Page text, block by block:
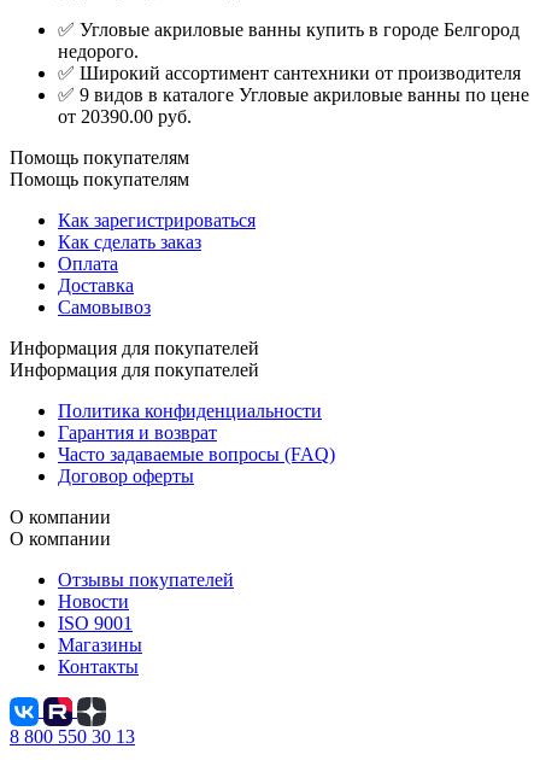
✅ Угловые акриловые ванны купить в городе Белгород
недорого.
✅ Широкий ассортимент сантехники от производителя
✅ 9 видов в каталоге Угловые акриловые ванны по цене
от 20390.00 руб.
Помощь покупателям
Помощь покупателям
Как зарегистрироваться
Как сделать заказ
Оплата
Доставка
Самовывоз
Информация для покупателей
Информация для покупателей
Политика конфиденциальности
Гарантия и возврат
Часто задаваемые вопросы (FAQ)
Договор оферты
О компании
О компании
Отзывы покупателей
Новости
ISO 9001
Магазины
Контакты
8 800 550 30 13